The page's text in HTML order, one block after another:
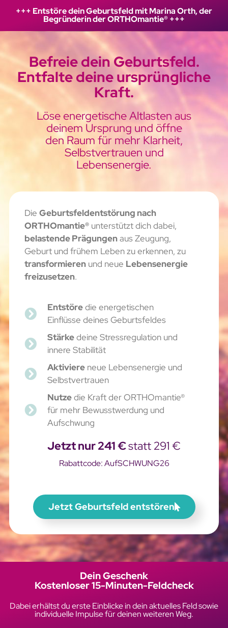
+++ Entstöre dein Geburtsfeld mit Marina Orth, der
Begründerin der ORTHOmantie® +++
Befreie dein Geburtsfeld.
Entfalte deine ursprüngliche
Kraft.
Löse energetische Altlasten aus
deinem Ursprung und öffne
den Raum für mehr Klarheit,
Selbstvertrauen und
Lebensenergie.
Die Geburtsfeldentstörung nach
ORTHOmantie®unterstützt dich dabei,
belastende Prägungenaus Zeugung,
Geburt und frühem Leben zu erkennen, zu
transformierenund neue Lebensenergie
freizusetzen.
Entstöredie energetischen
Einflüsse deines Geburtsfeldes
Stärkedeine Stressregulation und
innere Stabilität
Aktiviereneue Lebensenergie und
Selbstvertrauen
Nutzedie Kraft der ORTHOmantie®
für mehr Bewusstwerdung und
Aufschwung
Jetzt nur 241 €statt 291 €
Rabattcode: AufSCHWUNG26
Jetzt Geburtsfeld entstören
Dein Geschenk
Kostenloser 15-Minuten-Feldcheck
Dabei erhältst du erste Einblicke in dein aktuelles Feld sowie
individuelle Impulse für deinen weiteren Weg.